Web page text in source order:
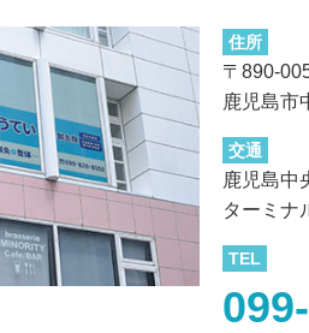
住所
〒890-
鹿児島
交通
鹿児島中
ターミナ
TEL